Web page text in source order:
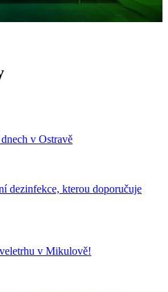
v Ostravě
kterou doporučuje
v Mikulově!